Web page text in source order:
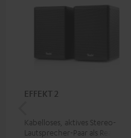
EFFEKT 2
Kabelloses, aktives Stereo-
Lautsprecher-Paar als Rear-